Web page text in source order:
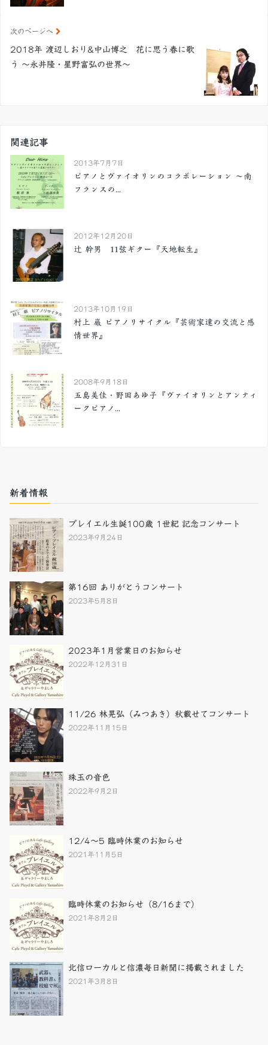
次のページへ
2018年 渡辺しおり&中山博之 花に思う春に歌
う ～永井隆・星野富弘の世界～
関連記事
2013年7月7日
ピアノとヴァイオリンのコラボレーション ～南
フランスの...
2012年12月20日
辻 幹男 11弦ギター『天地転生』
2013年10月19日
村上 巌 ピアノリサイタル『芸術家達の交流と感
情世界』
2008年9月18日
五島美佳・野田あゆ子『ヴァイオリンとアンティ
ークピアノ...
新着情報
プレイエル生誕100歳 1世紀 記念コンサート
2023年9月24日
第16回 ありがとうコンサート
2023年5月8日
2023年1月営業日のお知らせ
2022年12月31日
11/26 林晃弘（みつあき）秋載せてコンサート
2022年11月15日
珠玉の音色
2022年9月2日
12/4～5 臨時休業のお知らせ
2021年11月5日
臨時休業のお知らせ（8/16まで）
2021年8月2日
北信ローカルと信濃毎日新聞に掲載されました
2021年3月8日